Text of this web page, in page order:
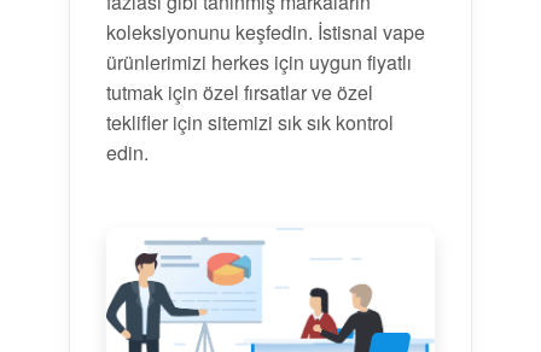
koleksiyonunu keşfedin. İstisnai vape
ürünlerimizi herkes için uygun fiyatlı
tutmak için özel fırsatlar ve özel
teklifler için sitemizi sık sık kontrol
edin.